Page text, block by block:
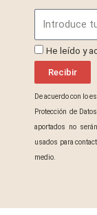
He leído y
Recibir
De acuerdo con lo
Protección de
aportados no
usados para
medio.